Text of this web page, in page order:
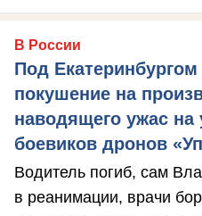
В России
Под
покушение на
наводящего ужас на
боевиков дронов
Водитель погиб, сам
в реанимации, врачи